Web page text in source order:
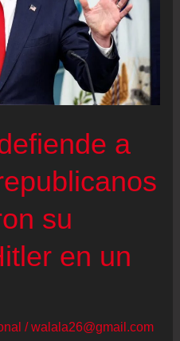
a
su
en un
/walala26@gmail.com